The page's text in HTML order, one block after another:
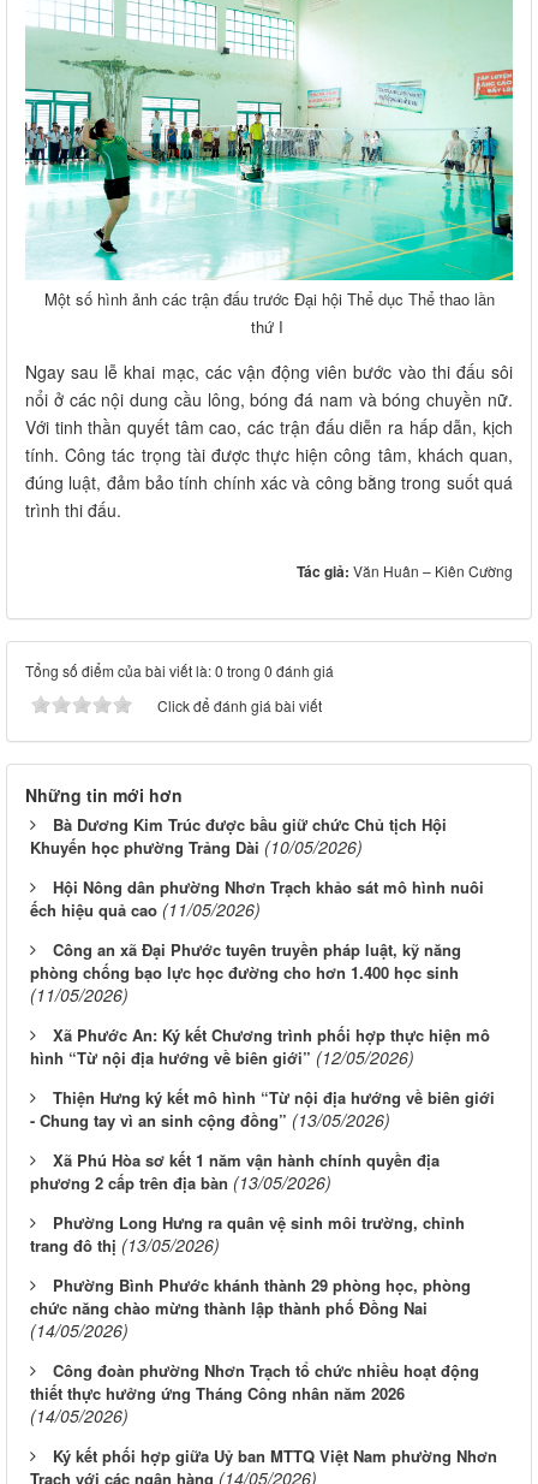
Một số hình ảnh các trận đấu trước Đại hội Thể dục Thể thao lần
thứ I
Ngay sau lễ khai mạc, các vận động viên bước vào thi đấu sôi
nổi ở các nội dung cầu lông, bóng đá nam và bóng chuyền nữ.
Với tinh thần quyết tâm cao, các trận đấu diễn ra hấp dẫn, kịch
tính. Công tác trọng tài được thực hiện công tâm, khách quan,
đúng luật, đảm bảo tính chính xác và công bằng trong suốt quá
trình thi đấu.
Tác giả: Văn Huân – Kiên Cường
Tổng số điểm của bài viết là: 0 trong 0 đánh giá
Click để đánh giá bài viết
Những tin mới hơn
Bà Dương Kim Trúc được bầu giữ chức Chủ tịch Hội
Khuyến học phường Trảng Dài (10/05/2026)
Hội Nông dân phường Nhơn Trạch khảo sát mô hình nuôi
ếch hiệu quả cao (11/05/2026)
Công an xã Đại Phước tuyên truyền pháp luật, kỹ năng
phòng chống bạo lực học đường cho hơn 1.400 học sinh
(11/05/2026)
Xã Phước An: Ký kết Chương trình phối hợp thực hiện mô
hình “Từ nội địa hướng về biên giới” (12/05/2026)
Thiện Hưng ký kết mô hình “Từ nội địa hướng về biên giới
- Chung tay vì an sinh cộng đồng” (13/05/2026)
Xã Phú Hòa sơ kết 1 năm vận hành chính quyền địa
phương 2 cấp trên địa bàn (13/05/2026)
Phường Long Hưng ra quân vệ sinh môi trường, chỉnh
trang đô thị (13/05/2026)
Phường Bình Phước khánh thành 29 phòng học, phòng
chức năng chào mừng thành lập thành phố Đồng Nai
(14/05/2026)
Công đoàn phường Nhơn Trạch tổ chức nhiều hoạt động
thiết thực hưởng ứng Tháng Công nhân năm 2026
(14/05/2026)
Ký kết phối hợp giữa Uỷ ban MTTQ Việt Nam phường Nhơn
Trạch với các ngân hàng (14/05/2026)